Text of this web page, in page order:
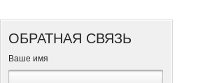
ОБРАТНАЯ СВЯЗЬ
Ваше имя